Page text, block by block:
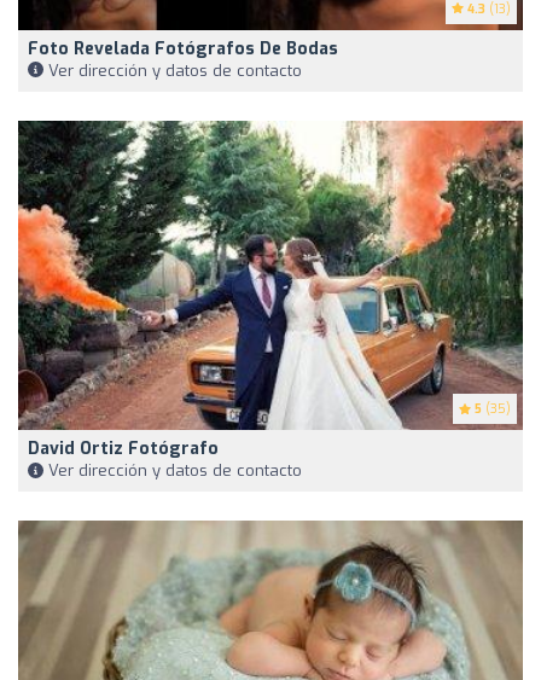
4.3 (13)
Foto Revelada Fotógrafos De Bodas
Ver dirección y datos de contacto
5 (35)
David Ortiz Fotógrafo
Ver dirección y datos de contacto